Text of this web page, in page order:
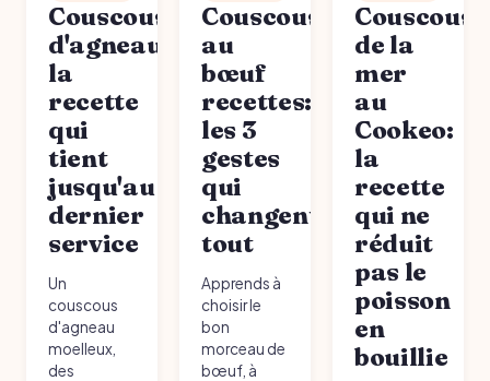
Couscous
d'agneau:
la
recette
qui
tient
jusqu'au
dernier
service
Un
couscous
d'agneau
moelleux,
des
Couscous
au
bœuf
recettes:
les 3
gestes
qui
changent
tout
Apprends à
choisir le
bon
morceau de
bœuf, à
Couscous
de la
mer
au
Cookeo:
la
recette
qui ne
réduit
pas le
poisson
en
bouillie